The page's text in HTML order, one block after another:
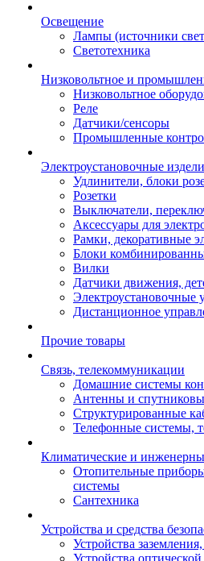
Освещение
Лампы (источники
Светотехника
Низковольтное и
Низковольтное
Реле
Датчики/сенсоры
Промышленные
Электроустановочные
Удлинители, блоки
Розетки
Выключатели,
Аксессуары для
Рамки, декоративные
Блоки
Вилки
Датчики движения,
Электроустановочные
Дистанционное
Прочие товары
Связь, телекоммуникации
Домашние системы
Антенны и
Структурированные
Телефонные системы,
Климатические и
Отопительные
системы
Сантехника
Устройства и средства
Устройства
Устройства